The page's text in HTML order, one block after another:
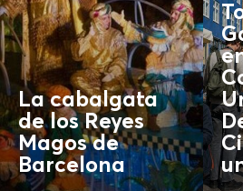
La cabalgata
de los Reyes
Magos de
Barcelona